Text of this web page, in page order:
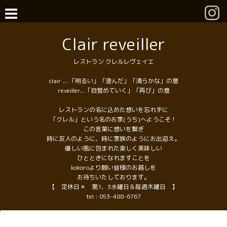
Clair reveiller
レストラン クレルレヴェイエ
clair ... 「明るい」「澄んだ」「清らかな」の意
reveiller...「目覚めていく」「再び」の意
レストランの名に込めた想いを忘れずに
「クレル」という名のお家(うち)へようこそ！
この言葉に想いを繋ぎ
時に友人のように、時に家族のようにお出迎え。
優しい風に包まれた楽しく美味しい
ひとときになれますことを
kokoroより願い皆様のお越しを
お待ちいたしております。
【 定休日＊ 第1、3水曜日＆毎週木曜日 】
tel : 053-488-6767